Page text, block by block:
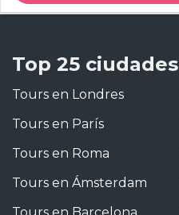
Top 25 ciudades
Tours en Londres
Tours en París
Tours en Roma
Tours en Ámsterdam